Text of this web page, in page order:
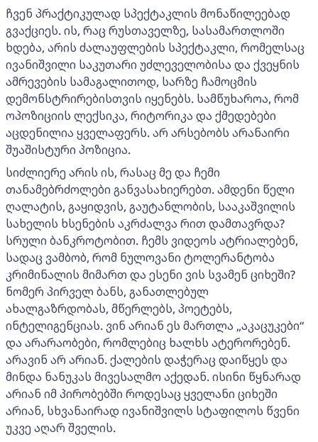
ჩვენ პრაქტიკულად სპექტაკლის მონაწილეებად
გვაქციეს. ის, რაც რუსთაველზე, სასამართლოში
ხდება, არის ძალაუფლების სპექტაკლი, რომელსაც
ივანიშვილი საკუთარი უძლეველობისა და ქვეყნის
ამრევების სამაგალითოდ, სარზე ჩამოცმის
დემონსტრირებისთვის იყენებს. სამწუხაროა, რომ
ოპოზიციის ლექსიკა, რიტორიკა და ქმედებები
აცდენილია ყველაფერს. არ არსებობს არანაირი
შუაშისტური პოზიცია.
სიძლიერე არის ის, რასაც მე და ჩემი
თანამებრძოლები განვასახიერებთ. ამდენი წელი
ღალატის, გაყიდვის, გაუტანლობის, სააკაშვილის
სახელის ხსენების აკრძალვა რით დამთავრდა?
სრული ბანკროტობით. ჩემს ვიდეოს ატრიალებენ,
სადაც ვამბობ, რომ ნულოვანი ტოლერანტობა
კრიმინალის მიმართ და ესენი ვის სვამენ ციხეში?
ნომერ პირველ ბანს, განათლებულ
ახალგაზრდობას, მწერლებს, პოეტებს,
ინტელიგენციას. ვინ არიან ეს მართლა „აკაცუკები“
და არარაობები, რომლებიც ხალხს ატერორებენ.
არავინ არ არიან. ქალების დაჭერაც დაიწყეს და
მინდა ნანუკას მივესალმო აქედან. ისინი წყნარად
არიან იმ პირობებში როდესაც ყველანი ციხეში
არიან, სხვანაირად ივანიშვილს სტაფილოს წვენი
უკვე აღარ შველის.